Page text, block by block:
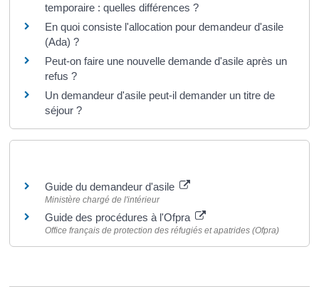
temporaire : quelles différences ?
En quoi consiste l'allocation pour demandeur d'asile
(Ada) ?
Peut-on faire une nouvelle demande d'asile après un
refus ?
Un demandeur d'asile peut-il demander un titre de
séjour ?
Guide du demandeur d'asile
Ministère chargé de l'intérieur
Guide des procédures à l'Ofpra
Office français de protection des réfugiés et apatrides (Ofpra)